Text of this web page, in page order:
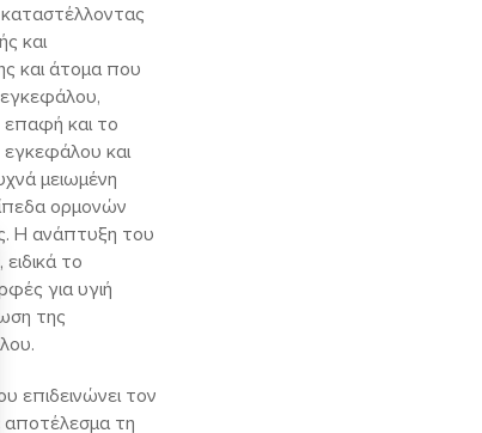
και
και άτομα που
επαφή και το
εγκεφάλου και
μειωμένη
ορμονών
Η ανάπτυξη του
το
για υγιή
της
επιδεινώνει τον
αποτέλεσμα τη